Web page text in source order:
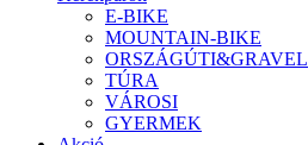
E-BIKE
MOUNTAIN-BIKE
ORSZÁGÚTI&GRAVEL
TÚRA
VÁROSI
GYERMEK